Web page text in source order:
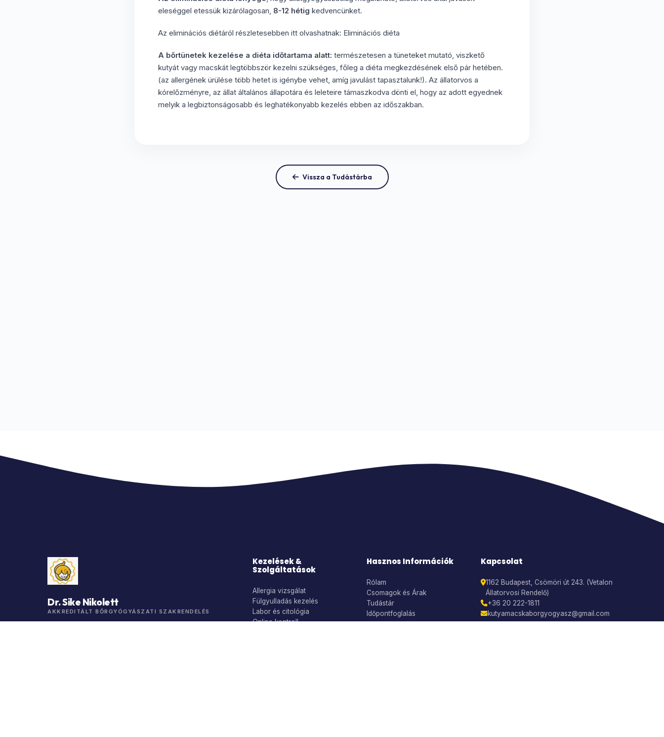
eleséggel etessük kizárólagosan, 8-12 hétig kedvencünket.
Az eliminációs diétáról részletesebben itt olvashatnak: Eliminációs diéta
A bőrtünetek kezelése a diéta időtartama alatt: természetesen a tüneteket mutató, viszkető
kutyát vagy macskát legtöbbször kezelni szükséges, főleg a diéta megkezdésének első pár hetében.
(az allergének ürülése több hetet is igénybe vehet, amíg javulást tapasztalunk!). Az állatorvos a
kórelőzményre, az állat általános állapotára és leleteire támaszkodva dönti el, hogy az adott egyednek
melyik a legbiztonságosabb és leghatékonyabb kezelés ebben az időszakban.
Vissza a Tudástárba
Dr. Sike Nikolett
AKKREDITÁLT BŐRGYÓGYÁSZATI SZAKRENDELÉS
Kezelések &
Szolgáltatások
Allergia vizsgálat
Fülgyulladás kezelés
Labor és citológia
Online kontroll
Hasznos Információk
Rólam
Csomagok és Árak
Tudástár
Időpontfoglalás
Kapcsolat
1162 Budapest, Csömöri út 243. (Vetalon
Állatorvosi Rendelő)
+36 20 222-1811
kutyamacskaborgyogyasz@gmail.com